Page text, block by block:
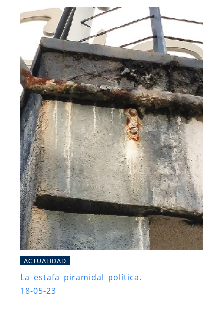
ACTUALIDAD
La estafa piramidal política.
18-05-23